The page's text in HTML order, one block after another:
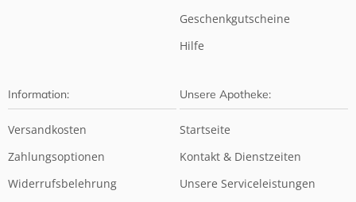
Geschenkgutscheine
Hilfe
Information:
Versandkosten
Zahlungsoptionen
Widerrufsbelehrung
Unsere Apotheke:
Startseite
Kontakt & Dienstzeiten
Unsere Serviceleistungen